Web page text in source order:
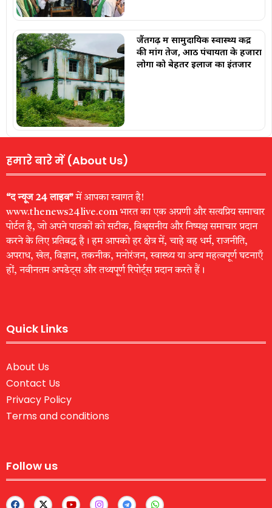
जैंतगढ़ में सामुदायिक स्वास्थ्य केंद्र
की मांग तेज, आठ पंचायतों के हजारों
लोगों को बेहतर इलाज का इंतजार
हमारे बारे में (About Us)
“द न्यूज 24 लाइव”में आपका स्वागत है!
www.thenews24live.com भारत का एक अग्रणी और सत्यप्रिय समाचार
पोर्टल है, जो अपने पाठकों को सटीक, विश्वसनीय और निष्पक्ष समाचार प्रदान
करने के लिए प्रतिबद्ध है। हम आपको हर क्षेत्र में, चाहे वह धर्म, राजनीति,
अपराध, खेल, विज्ञान, तकनीक, मनोरंजन, स्वास्थ्य या अन्य महत्वपूर्ण घटनाएँ
हों, नवीनतम अपडेट्स और तथ्यपूर्ण रिपोर्ट्स प्रदान करते हैं।
Quick Links
About Us
Contact Us
Privacy Policy
Terms and conditions
Follow us